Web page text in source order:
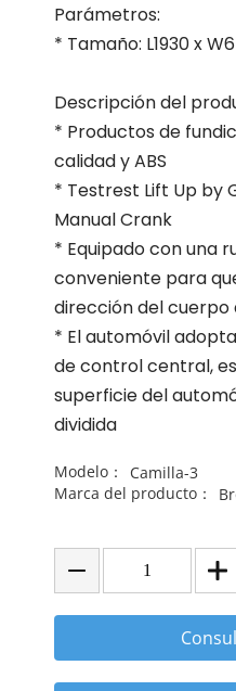
Parámetros:
* Tamaño: L1930 x
Descripción del
* Productos de
calidad y ABS
* Testrest Lift Up by
Manual Crank
* Equipado con una
conveniente para
dirección del cuerpo
* El automóvil
de control central,
superficie del
dividida
Modelo：
Camilla-3
Marca del producto：